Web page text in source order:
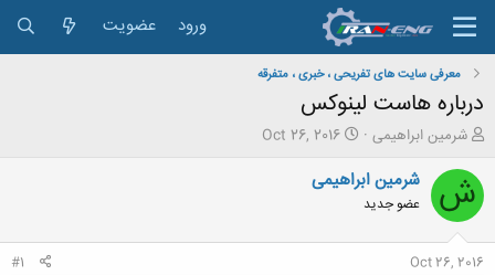
ورود عضویت
معرفی سایت های تفریحی ، خبری ، متفرقه
درباره هاست لینوکس
ش
و
ع
ک
شرمین ابراهیمی
ت
ر
ی
Oct 26, 2016
ش شرمین ابراهیمی
عضو جدید
Oct 26, 2016
#1